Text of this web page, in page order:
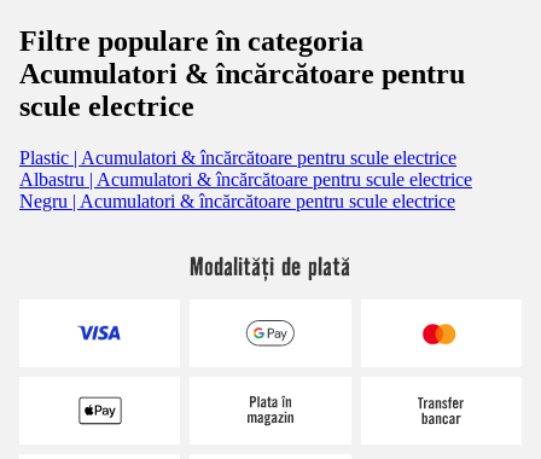
Filtre populare în categoria
Acumulatori & încărcătoare pentru
scule electrice
Plastic | Acumulatori & încărcătoare pentru scule electrice
Albastru | Acumulatori & încărcătoare pentru scule electrice
Negru | Acumulatori & încărcătoare pentru scule electrice
Modalități de plată